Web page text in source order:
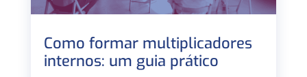
Como formar multiplicadores
internos: um guia prático